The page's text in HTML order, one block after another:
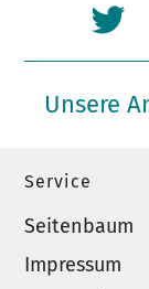
Unsere
Service
Seitenbaum
Impressum